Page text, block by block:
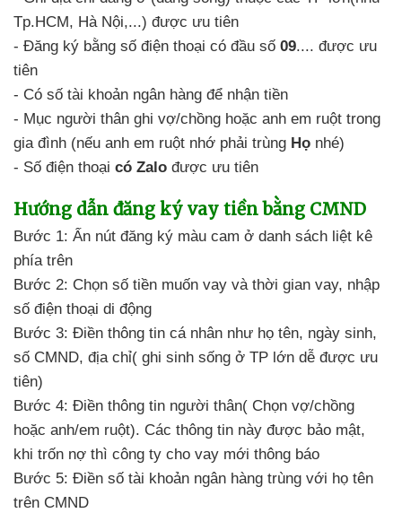
Tp.HCM, Hà Nội,...) được ưu tiên
- Đăng ký bằng số điện thoại có đầu số 09.... được ưu
tiên
- Có số tài khoản ngân hàng để nhận tiền
- Mục người thân ghi vợ/chồng hoặc anh em ruột trong
gia đình (nếu anh em ruột nhớ phải trùng Họ nhé)
- Số điện thoại có Zalo được ưu tiên
Hướng dẫn đăng ký vay tiền bằng CMND
Bước 1: Ấn nút đăng ký màu cam ở danh sách liệt kê
phía trên
Bước 2: Chọn số tiền muốn vay và thời gian vay, nhập
số điện thoại di động
Bước 3: Điền thông tin cá nhân như họ tên, ngày sinh,
số CMND, địa chỉ( ghi sinh sống ở TP lớn dễ được ưu
tiên)
Bước 4: Điền thông tin người thân( Chọn vợ/chồng
hoặc anh/em ruột). Các thông tin này được bảo mật,
khi trốn nợ thì công ty cho vay mới thông báo
Bước 5: Điền số tài khoản ngân hàng trùng với họ tên
trên CMND